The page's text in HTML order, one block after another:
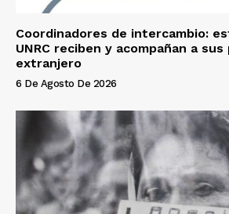
Coordinadores de intercambio:
UNRC reciben y acompañan a
extranjero
6 De Agosto De 2026